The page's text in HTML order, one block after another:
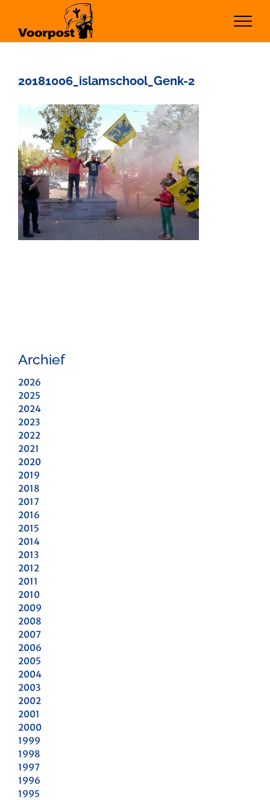
inhoud
20181006_islamschool_Genk-2
Archief
2026
2025
2024
2023
2022
2021
2020
2019
2018
2017
2016
2015
2014
2013
2012
2011
2010
2009
2008
2007
2006
2005
2004
2003
2002
2001
2000
1999
1998
1997
1996
1995